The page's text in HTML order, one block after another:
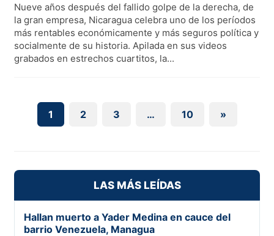
Nueve años después del fallido golpe de la derecha, de
la gran empresa, Nicaragua celebra uno de los períodos
más rentables económicamente y más seguros política y
socialmente de su historia. Apilada en sus videos
grabados en estrechos cuartitos, la...
1 2 3 … 10 »
LAS MÁS LEÍDAS
Hallan muerto a Yader Medina en cauce del
barrio Venezuela, Managua